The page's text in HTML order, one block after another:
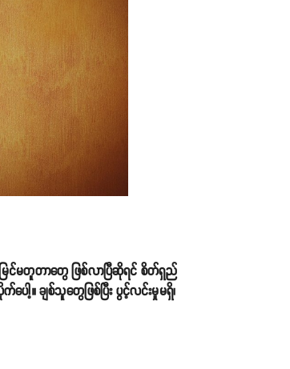
ြင်မတူတာတွေ ဖြစ်လာပြီဆိုရင် စိတ်ရှည်
ချစ်သူတွေဖြစ်ပြီး ပွင့်လင်းမှုမရှိ၊